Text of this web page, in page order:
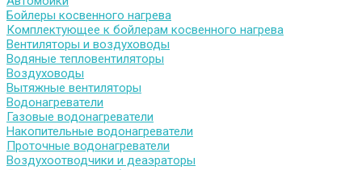
Бойлеры косвенного нагрева
Комплектующее к бойлерам косвенного нагрева
Вентиляторы и воздуховоды
Водяные тепловентиляторы
Воздуховоды
Вытяжные вентиляторы
Водонагреватели
Газовые водонагреватели
Накопительные водонагреватели
Проточные водонагреватели
Воздухоотводчики и деаэраторы